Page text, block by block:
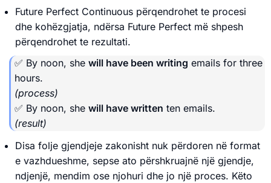
Future Perfect Continuous përqendrohet te procesi
dhe kohëzgjatja, ndërsa Future Perfect më shpesh
përqendrohet te rezultati.
✅ By noon, she will have been writing emails for three
hours.
(process)
✅ By noon, she will have written ten emails.
(result)
Disa folje gjendjeje zakonisht nuk përdoren në format
e vazhdueshme, sepse ato përshkruajnë një gjendje,
ndjenjë, mendim ose njohuri dhe jo një proces. Këto